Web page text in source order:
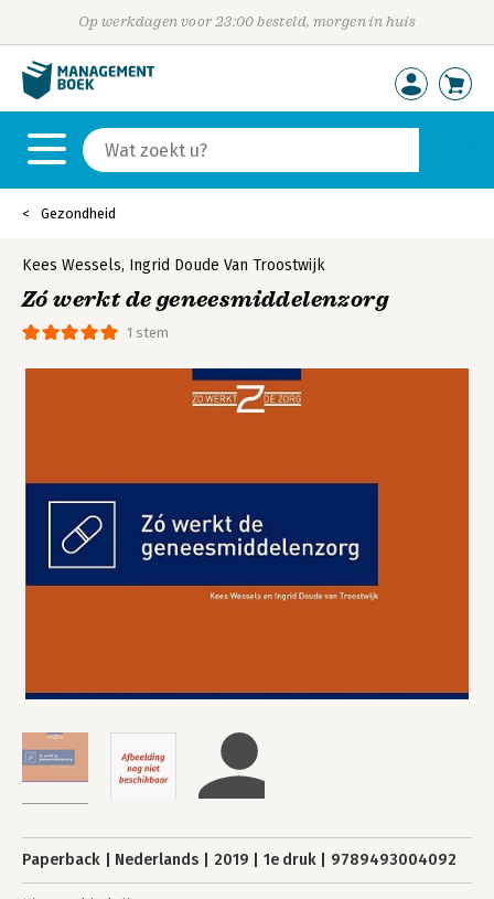
Op werkdagen voor 23:00 besteld, morgen in huis
Gezondheid
1 stem
Kees Wessels, Ingrid Doude Van Troostwijk
Zó werkt de geneesmiddelenzorg
Paperback Nederlands 2019 1e druk 9789493004092